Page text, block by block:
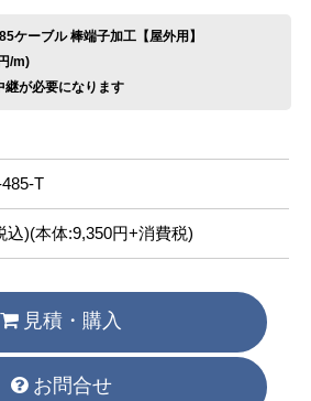
ケーブル 棒端子加工【屋外用】
/m)
が必要になります
T
込)(本体:9,350円+消費税)
見積・購入
お問合せ